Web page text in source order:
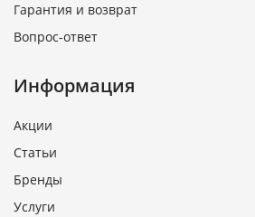
Гарантия и возврат
Вопрос-ответ
Информация
Акции
Статьи
Бренды
Услуги